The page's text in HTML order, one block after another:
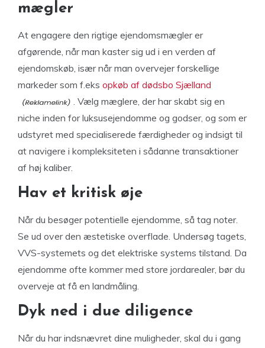
mægler
At engagere den rigtige ejendomsmægler er
afgørende, når man kaster sig ud i en verden af
ejendomskøb, især når man overvejer forskellige
markeder som f.eks opkøb af dødsbo Sjælland
. Vælg mæglere, der har skabt sig en
niche inden for luksusejendomme og godser, og som er
udstyret med specialiserede færdigheder og indsigt til
at navigere i kompleksiteten i sådanne transaktioner
af høj kaliber.
Hav et kritisk øje
Når du besøger potentielle ejendomme, så tag noter.
Se ud over den æstetiske overflade. Undersøg tagets,
VVS-systemets og det elektriske systems tilstand. Da
ejendomme ofte kommer med store jordarealer, bør du
overveje at få en landmåling.
Dyk ned i due diligence
Når du har indsnævret dine muligheder, skal du i gang